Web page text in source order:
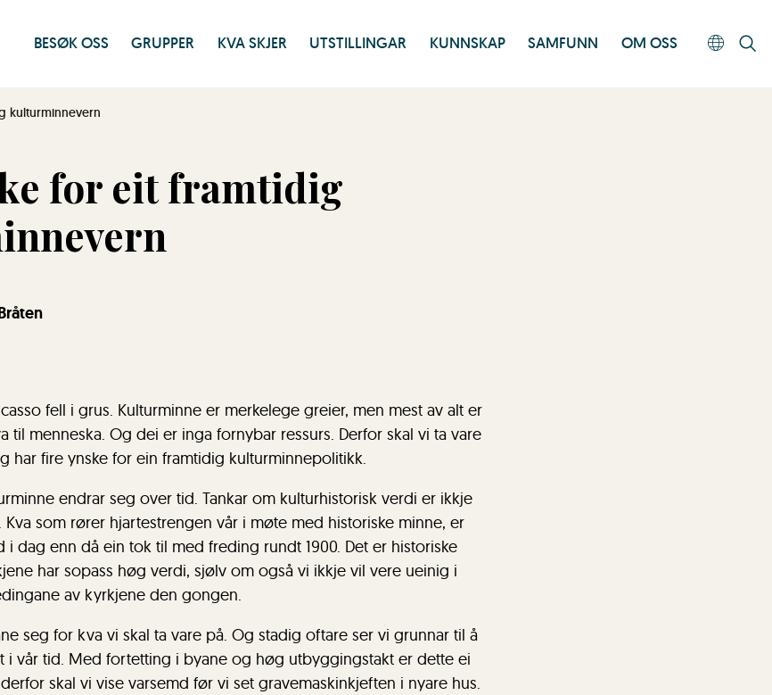
BESØK OSS GRUPPER KVA SKJER UTSTILLINGAR KUNNSKAP SAMFUNN OM OSS
kulturminnevern
for eit framtidig
fell i grus. Kulturminne er merkelege greier, men mest av alt er
til menneska. Og dei er inga fornybar ressurs. Derfor skal vi ta vare
har fire ynske for ein framtidig kulturminnepolitikk.
endrar seg over tid. Tankar om kulturhistorisk verdi er ikkje
som rører hjartestrengen vår i møte med historiske minne, er
dag enn då ein tok til med freding rundt 1900. Det er historiske
har sopass høg verdi, sjølv om også vi ikkje vil vere ueinig i
av kyrkjene den gongen.
seg for kva vi skal ta vare på. Og stadig oftare ser vi grunnar til å
i vår tid. Med fortetting i byane og høg utbyggingstakt er dette ei
skal vi vise varsemd før vi set gravemaskinkjeften i nyare hus.